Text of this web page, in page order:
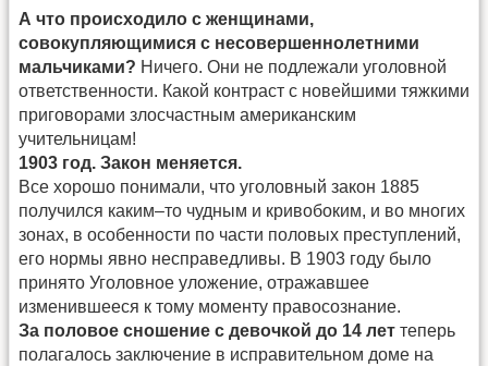
А что происходило с женщинами,
совокупляющимися с несовершеннолетними
мальчиками? Ничего. Они не подлежали уголовной
ответственности. Какой контраст с новейшими тяжкими
приговорами злосчастным американским
учительницам!
1903 год. Закон меняется.
Все хорошо понимали, что уголовный закон 1885
получился каким–то чудным и кривобоким, и во многих
зонах, в особенности по части половых преступлений,
его нормы явно несправедливы. В 1903 году было
принято Уголовное уложение, отражавшее
изменившееся к тому моменту правосознание.
За половое сношение с девочкой до 14 лет теперь
полагалось заключение в исправительном доме на